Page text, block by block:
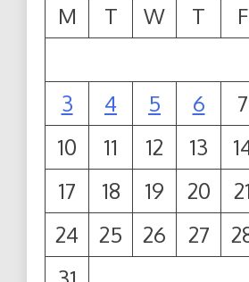
M
T W T F
3
4 5 6 7
10
11 12 13
17
18 19 20 21
24
25 26 27